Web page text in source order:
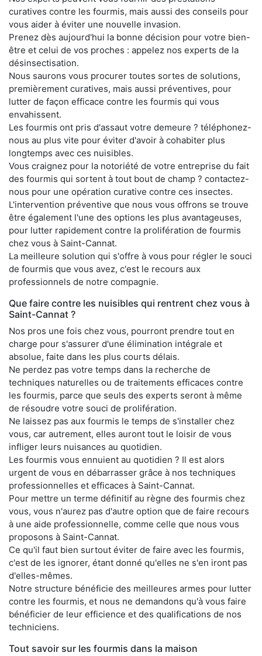
curatives contre les fourmis, mais aussi des conseils pour
vous aider à éviter une nouvelle invasion.
Prenez dès aujourd'hui la bonne décision pour votre bien-
être et celui de vos proches : appelez nos experts de la
désinsectisation.
Nous saurons vous procurer toutes sortes de solutions,
premièrement curatives, mais aussi préventives, pour
lutter de façon efficace contre les fourmis qui vous
envahissent.
Les fourmis ont pris d'assaut votre demeure ? téléphonez-
nous au plus vite pour éviter d'avoir à cohabiter plus
longtemps avec ces nuisibles.
Vous craignez pour la notoriété de votre entreprise du fait
des fourmis qui sortent à tout bout de champ ? contactez-
nous pour une opération curative contre ces insectes.
L'intervention préventive que nous vous offrons se trouve
être également l'une des options les plus avantageuses,
pour lutter rapidement contre la prolifération de fourmis
chez vous à Saint-Cannat.
La meilleure solution qui s'offre à vous pour régler le souci
de fourmis que vous avez, c'est le recours aux
professionnels de notre compagnie.
Que faire contre les nuisibles qui rentrent chez vous à
Saint-Cannat ?
Nos pros une fois chez vous, pourront prendre tout en
charge pour s'assurer d'une élimination intégrale et
absolue, faite dans les plus courts délais.
Ne perdez pas votre temps dans la recherche de
techniques naturelles ou de traitements efficaces contre
les fourmis, parce que seuls des experts seront à même
de résoudre votre souci de prolifération.
Ne laissez pas aux fourmis le temps de s'installer chez
vous, car autrement, elles auront tout le loisir de vous
infliger leurs nuisances au quotidien.
Les fourmis vous ennuient au quotidien ? Il est alors
urgent de vous en débarrasser grâce à nos techniques
professionnelles et efficaces à Saint-Cannat.
Pour mettre un terme définitif au règne des fourmis chez
vous, vous n'aurez pas d'autre option que de faire recours
à une aide professionnelle, comme celle que nous vous
proposons à Saint-Cannat.
Ce qu'il faut bien surtout éviter de faire avec les fourmis,
c'est de les ignorer, étant donné qu'elles ne s'en iront pas
d'elles-mêmes.
Notre structure bénéficie des meilleures armes pour lutter
contre les fourmis, et nous ne demandons qu'à vous faire
bénéficier de leur efficience et des qualifications de nos
techniciens.
Tout savoir sur les fourmis dans la maison